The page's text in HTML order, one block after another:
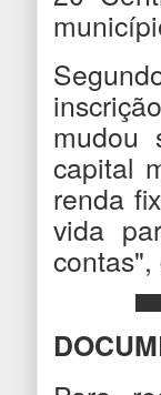
mudou
capital
renda
vida